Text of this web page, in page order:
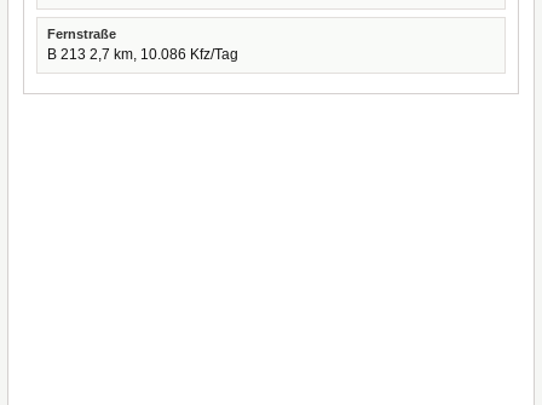
Fernstraße
B 213 2,7 km, 10.086 Kfz/Tag